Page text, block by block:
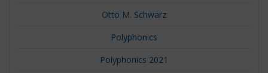
Otto M. Schwarz
Polyphonics
Polyphonics 2021